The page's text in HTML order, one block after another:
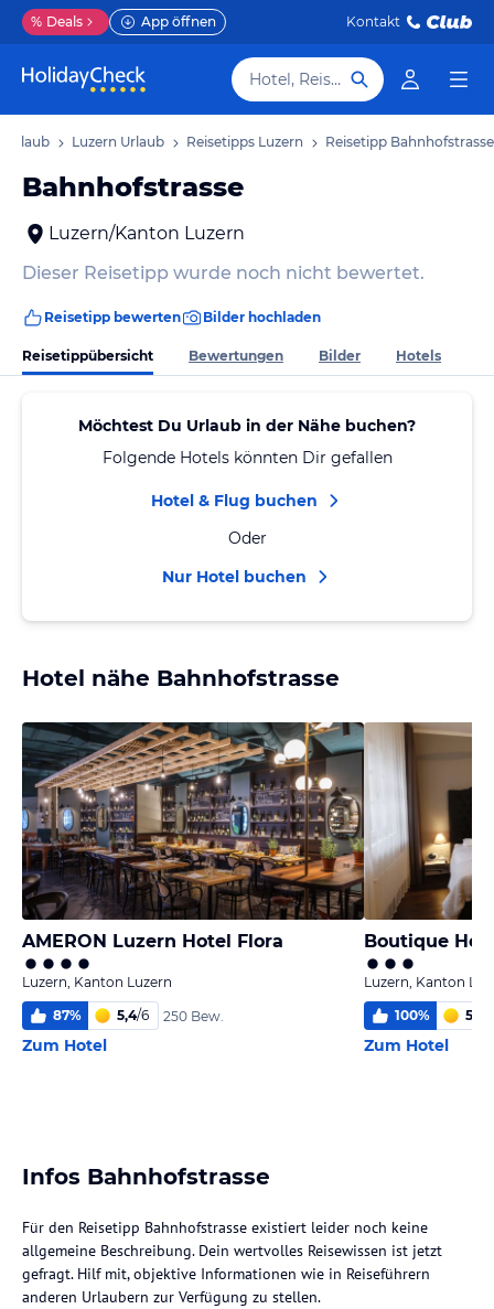
% Deals App öffnen Kontakt
Hotel, Reiseziel
Urlaub Luzern Urlaub Reisetipps Luzern Reisetipp Bahnhofstrasse
Bahnhofstrasse
Luzern/Kanton Luzern
Dieser Reisetipp wurde noch nicht bewertet.
Reisetipp bewerten Bilder hochladen
Reisetippübersicht Bewertungen Bilder Hotels
Möchtest Du Urlaub in der Nähe buchen?
Folgende Hotels könnten Dir gefallen
Hotel & Flug buchen
Oder
Nur Hotel buchen
Hotel nähe Bahnhofstrasse
AMERON Luzern Hotel Flora
Luzern, Kanton Luzern
87% 5,4/6 250 Bew.
Zum Hotel
Luzern, Kanton
100% 5,0
Zum Hotel
Infos Bahnhofstrasse
Für den Reisetipp Bahnhofstrasse existiert leider noch keine
allgemeine Beschreibung. Dein wertvolles Reisewissen ist jetzt
gefragt. Hilf mit, objektive Informationen wie in Reiseführern
anderen Urlaubern zur Verfügung zu stellen.